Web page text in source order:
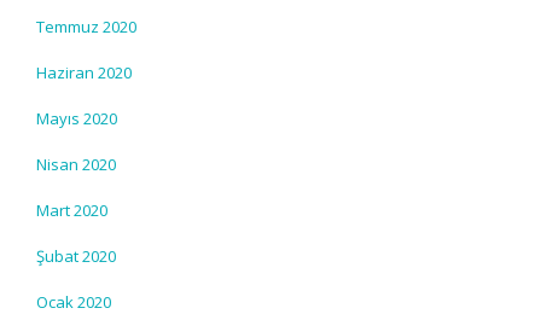
Temmuz 2020
Haziran 2020
Mayıs 2020
Nisan 2020
Mart 2020
Şubat 2020
Ocak 2020